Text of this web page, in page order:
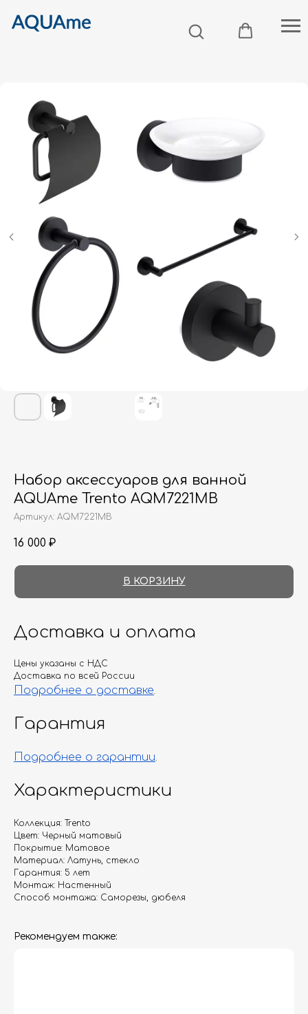
Набор аксессуаров для ванной
AQUAme Trento AQM7221MB
Артикул: AQM7221MB
16 000 ₽
В КОРЗИНУ
Доставка и оплата
Цены указаны с НДС
Доставка по всей России
Подробнее о доставке.
Гарантия
Подробнее о гарантии.
Характеристики
Коллекция: Trento
Цвет: Черный матовый
Покрытие: Матовое
Материал: Латунь, стекло
Гарантия: 5 лет
Монтаж: Настенный
Способ монтажа: Саморезы, дюбеля
Рекомендуем также: